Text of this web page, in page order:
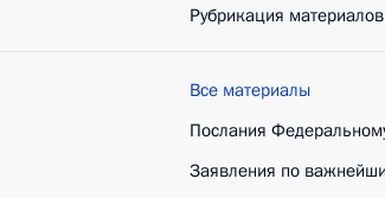
Рубрикация материалов
Все материалы
Послания
Заявления по